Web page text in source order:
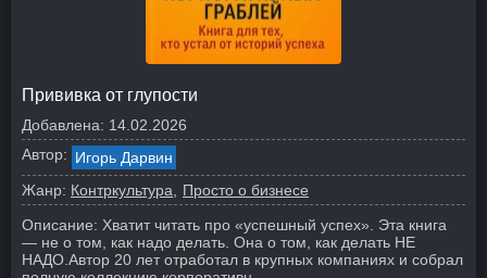
Прививка от глупости
Добавлена: 14.02.2026
Автор: Игорь Дарвин
Жанр: Контркультура
Просто о бизнесе
Описание: Хватит читать про «успешный успех». Эта книга
— не о том, как надо делать. Она о том, как делать НЕ
НАДО. Автор 20 лет отработал в крупных компаниях и собрал